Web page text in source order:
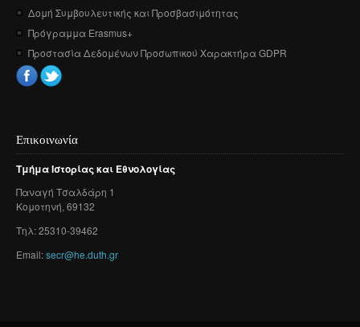
Δομή Συμβουλευτικής και Προσβασιμότητας
Πρόγραμμα Erasmus+
Προστασία Δεδομένων Προσωπικού Χαρακτήρα GDPR
Επικοινωνία
ΤμήμαΙστορίαςκαι Εθνολογίας
Παναγή Τσαλδάρη 1
Κομοτηνή, 69132
Τηλ: 25310-39462
Email:secr@he.duth.gr